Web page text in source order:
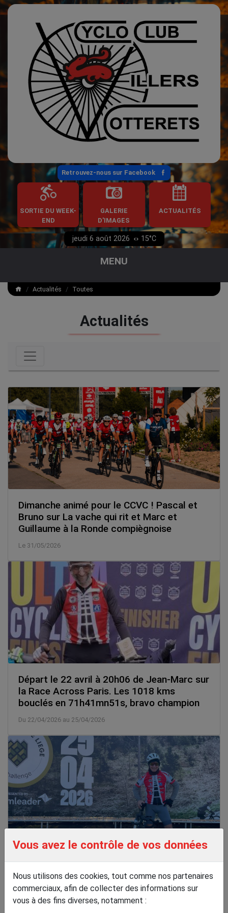
Vous avez le contrôle de vos données
Nous utilisons des cookies, tout comme nos partenaires
commerciaux, afin de collecter des informations sur
vous à des fins diverses, notamment :
Retrouvez-nous sur Facebook
SORTIE DU WEEK-
END
GALERIE
D'IMAGES
ACTUALITÉS
jeudi 6 août 2026 15°C
MENU
Actualités Toutes
Actualités
Dimanche animé pour le CCVC ! Pascal et
Bruno sur La vache qui rit et Marc et
Guillaume à la Ronde compiègnoise
Le 31/05/2026
Départ le 22 avril à 20h06 de Jean-Marc sur
la Race Across Paris. Les 1018 kms
bouclés en 71h41mn51s, bravo champion
Du 22/04/2026 au 25/04/2026
ardennaises cette fois pour le LBL
challenge et sa terrible côte de la Redoute.